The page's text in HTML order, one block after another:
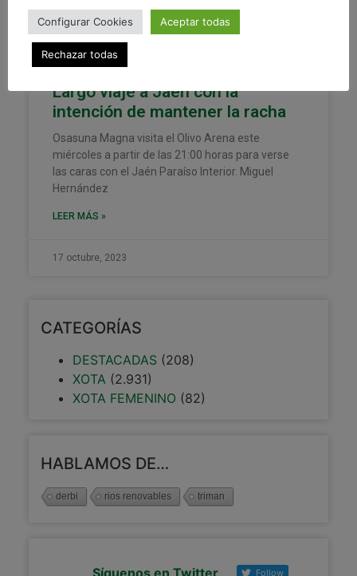
Largo viaje a Jaén con la
intención de mantener la racha
Osasuna Magna visita el Olivo Arena este
miércoles a partir de las 21:00 horas para verse
las caras con el Jaén Paraíso Interior. Miguel
Hernández
LEER MÁS »
17 octubre, 2023
CATEGORÍAS
DESTACADAS (208)
XOTA(2.931)
XOTA FEMENINO (82)
HABLAMOS DE…
derbi rios renovables triman
Follow
Configurar Cookies Aceptar todas
Rechazar todas